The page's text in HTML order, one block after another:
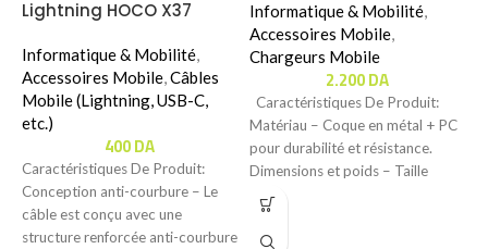
Lightning HOCO X37
Informatique & Mobilité,
Accessoires Mobile,Câbles
Mobile (Lightning, USB-C,
etc.)
400DA
Caractéristiques De Produit:
Conception anti-courbure – Le
câble est conçu avec une
structure renforcée anti-courbure
Informatique & Mobilité,
Accessoires Mobile,
Chargeurs Mobile
2.200DA
Caractéristiques De Produit:
Matériau – Coque en métal + PC
pour durabilité et résistance.
Dimensions et poids – Taille